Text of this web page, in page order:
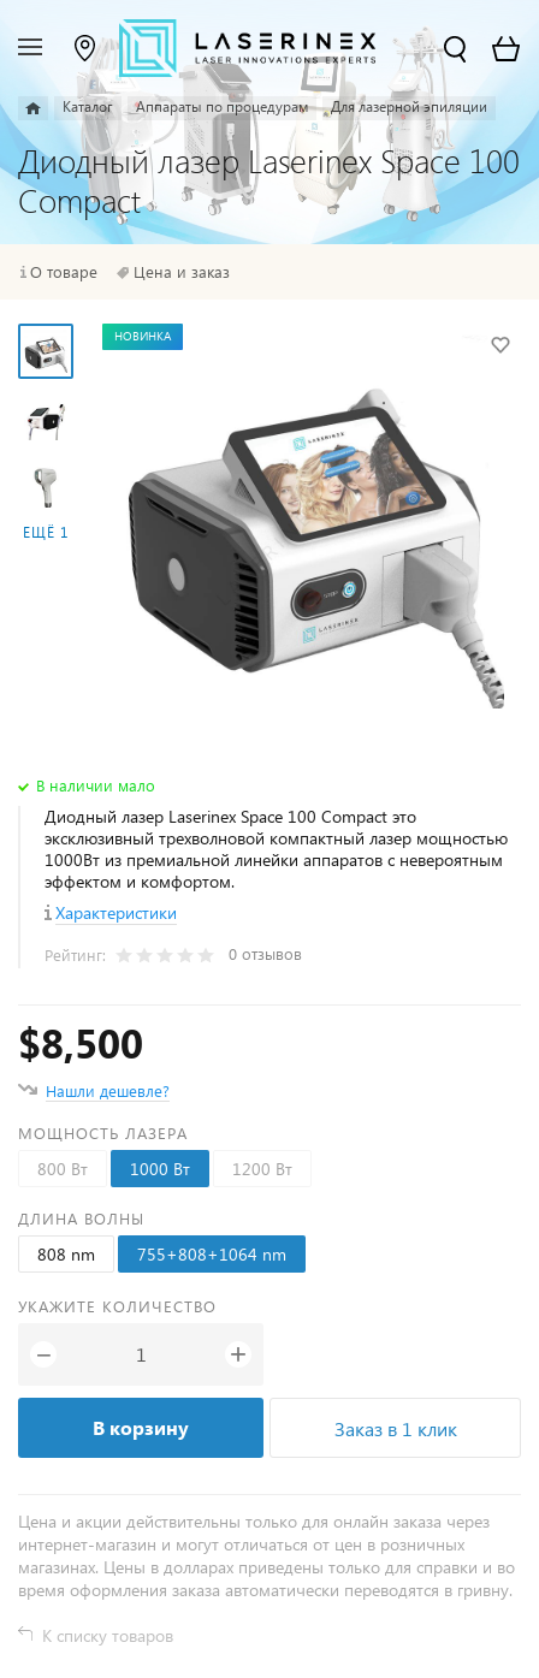
Каталог Аппараты по процедурам Для лазерной эпиляции
Диодный лазер Laserinex Space 100
Compact
О товаре Цена и заказ
ЕЩЁ 1
НОВИНКА
В наличии мало
Диодный лазер Laserinex Space 100 Compact это
эксклюзивный трехволновой компактный лазер мощностью
1000Вт из премиальной линейки аппаратов с невероятным
эффектом и комфортом.
Характеристики
Рейтинг: 0 отзывов
$8,500
Нашли дешевле?
МОЩНОСТЬ ЛАЗЕРА
800 Вт 1000 Вт 1200 Вт
ДЛИНА ВОЛНЫ
808 nm 755+808+1064 nm
УКАЖИТЕ КОЛИЧЕСТВО
− +
В корзину Заказ в 1 клик
Цена и акции действительны только для онлайн заказа через
интернет-магазин и могут отличаться от цен в розничных
магазинах. Цены в долларах приведены только для справки и во
время оформления заказа автоматически переводятся в гривну.
К списку товаров